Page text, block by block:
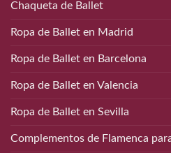
Chaqueta de Ballet
Ropa de Ballet en Madrid
Ropa de Ballet en Barcelona
Ropa de Ballet en Valencia
Ropa de Ballet en Sevilla
Complementos de Flamenca